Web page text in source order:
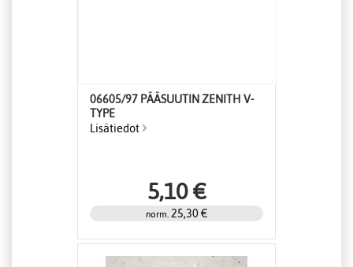
06605/97 PÄÄSUUTIN ZENITH V-
TYPE
Lisätiedot
5,10 €
norm. 25,30 €